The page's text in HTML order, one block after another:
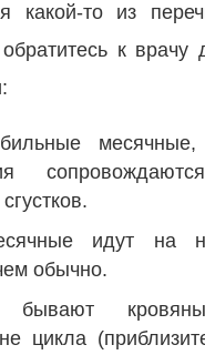
какой-то из
к врачу
идут на
обычно.
цикла